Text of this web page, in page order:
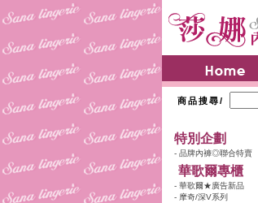
商品搜尋/
特別企劃
- 品牌內褲◎聯合特賣
華歌爾專櫃
- 華歌爾★廣告新品
- 摩奇/深V系列